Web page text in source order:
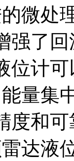
微处
强了
位计
量集
度和
达液